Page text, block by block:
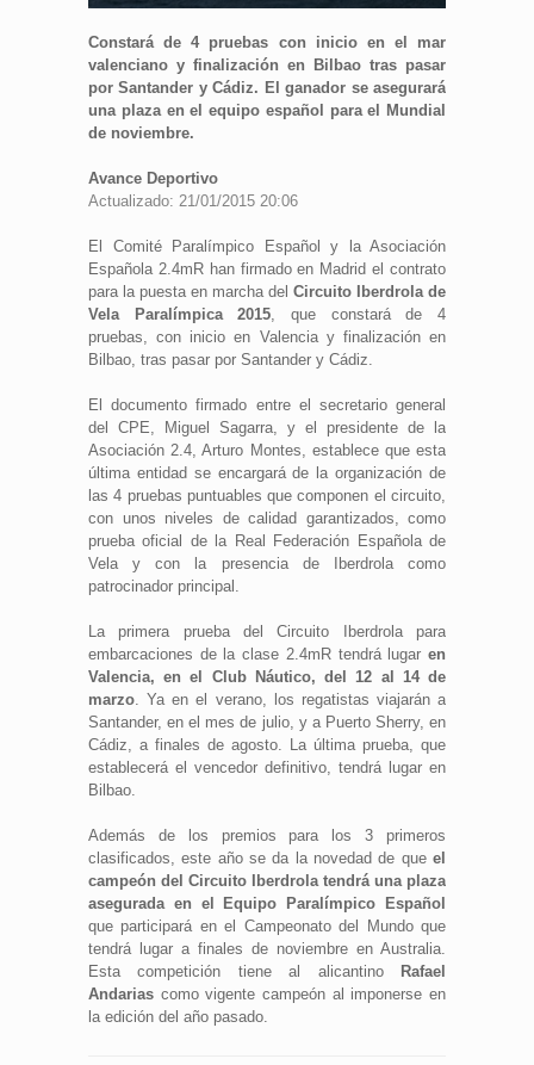
Constará de 4 pruebas con inicio en el mar
valenciano y finalización en Bilbao tras pasar
por Santander y Cádiz. El ganador se asegurará
una plaza en el equipo español para el Mundial
de noviembre.
Avance Deportivo
Actualizado: 21/01/2015 20:06
El Comité Paralímpico Español y la Asociación
Española 2.4mR han firmado en Madrid el contrato
para la puesta en marcha del Circuito Iberdrola de
Vela Paralímpica 2015, que constará de 4
pruebas, con inicio en Valencia y finalización en
Bilbao, tras pasar por Santander y Cádiz.
El documento firmado entre el secretario general
del CPE, Miguel Sagarra, y el presidente de la
Asociación 2.4, Arturo Montes, establece que esta
última entidad se encargará de la organización de
las 4 pruebas puntuables que componen el circuito,
con unos niveles de calidad garantizados, como
prueba oficial de la Real Federación Española de
Vela y con la presencia de Iberdrola como
patrocinador principal.
La primera prueba del Circuito Iberdrola para
embarcaciones de la clase 2.4mR tendrá lugar en
Valencia, en el Club Náutico, del 12 al 14 de
marzo. Ya en el verano, los regatistas viajarán a
Santander, en el mes de julio, y a Puerto Sherry, en
Cádiz, a finales de agosto. La última prueba, que
establecerá el vencedor definitivo, tendrá lugar en
Bilbao.
Además de los premios para los 3 primeros
clasificados, este año se da la novedad de que el
campeón del Circuito Iberdrola tendrá una plaza
asegurada en el Equipo Paralímpico Español
que participará en el Campeonato del Mundo que
tendrá lugar a finales de noviembre en Australia.
Esta competición tiene al alicantino
Rafael
Andarias como vigente campeón al imponerse en
la edición del año pasado.